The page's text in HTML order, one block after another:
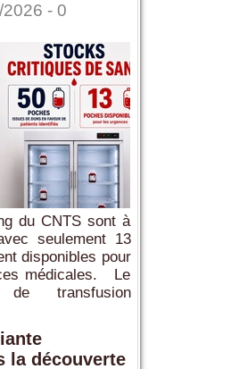
2026 - 0
du CNTS sont à
seulement 13
disponibles pour
médicales. Le
transfusion
la découverte